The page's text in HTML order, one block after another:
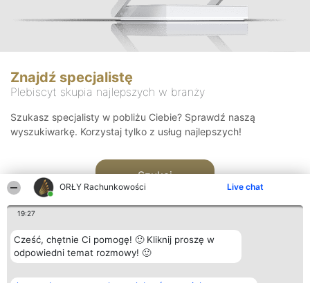
ORŁY Rachunkowości Live chat
19:27
Cześć, chętnie Ci pomogę! 🙂 Kliknij proszę w
odpowiedni temat rozmowy! 🙂
Znajdź specjalistę
Plebiscyt skupia najlepszych w branży
Szukasz specjalisty w pobliżu Ciebie? Sprawdź naszą
wyszukiwarkę. Korzystaj tylko z usług najlepszych!
Szukaj
Organizator plebiscytu Plebiscyt Kontakt